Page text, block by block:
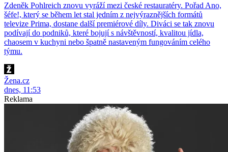
Zdeněk Pohlreich znovu vyráží mezi české restauratéry. Pořad Ano,
šéfe!, který se během let stal jedním z nejvýraznějších formátů
televize Prima, dostane další premiérové díly. Diváci se tak znovu
podívají do podniků, které bojují s návštěvností, kvalitou jídla,
chaosem v kuchyni nebo špatně nastaveným fungováním celého
týmu.
Žena.cz
dnes, 11:53
Reklama